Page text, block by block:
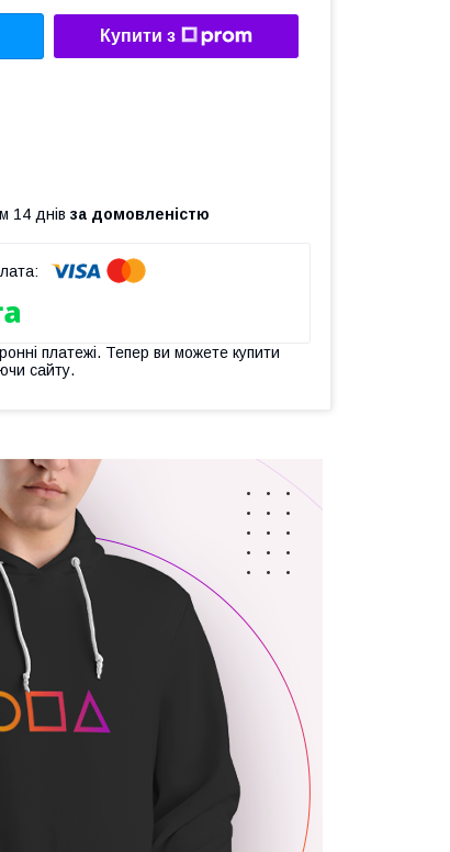
Купити з
14 днів за домовленістю
платежі. Тепер ви можете купити
сайту.